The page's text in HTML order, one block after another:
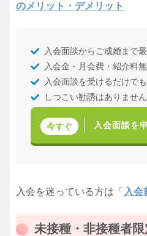
のメリット・デメリット
入会面談からご成婚まで
入会金・月会費・紹介料
入会面談を受けるだけでも
しつこい勧誘はありません
今すぐ 入会面談を
入会を迷っている方は「 入会
未接種・非接種者